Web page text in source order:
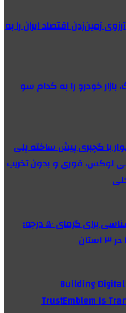
زمین‌زدن اقتصاد ایران را به
بازار خودرو را به کدام سو
با گچبری پیش ساخته پلی
لوکس، فوری و بدون تخریب
هشدار قرمز هواشناسی برای گرمای ۵۰ درجه؛
Building Digital
TrustEmblem Is